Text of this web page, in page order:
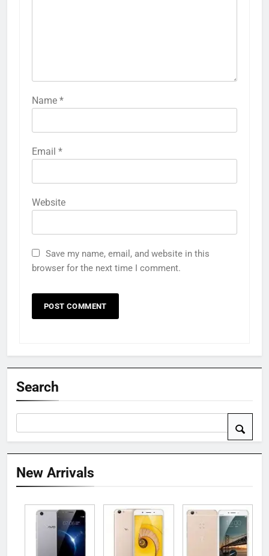
Name *
Email *
Website
Save my name, email, and website in this
browser for the next time I comment.
Search
New Arrivals